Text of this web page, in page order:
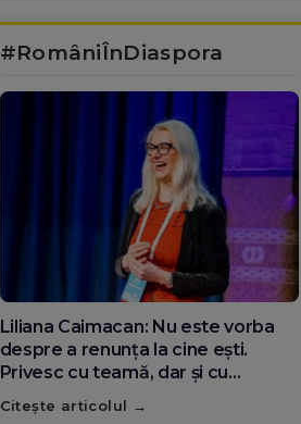
#RomâniÎnDiaspora
Diana Olar, românca de la Google
care demonstrează că diaspora
poate schimba România
Citește articolul